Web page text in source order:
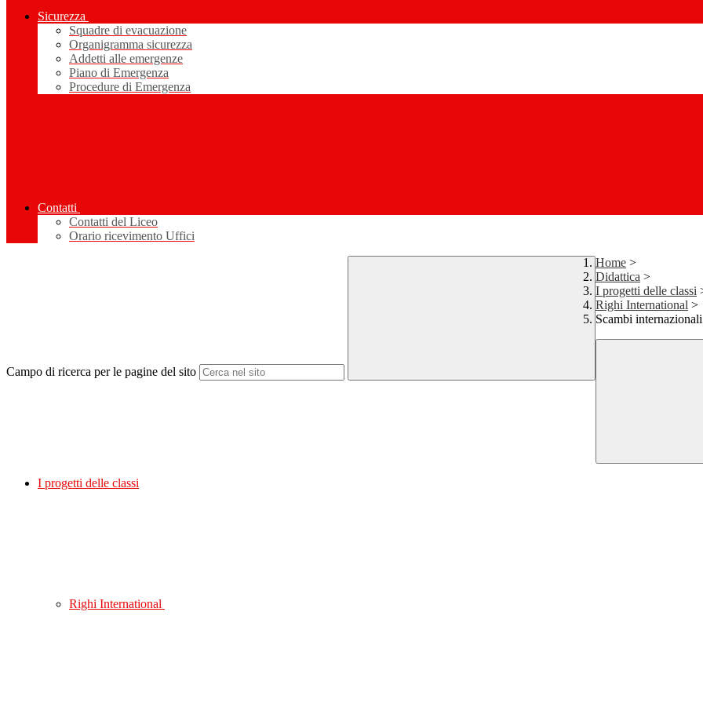
Sicurezza
Squadre di evacuazione
Organigramma sicurezza
Addetti alle emergenze
Piano di Emergenza
Procedure di Emergenza
Contatti
Contatti del Liceo
Orario ricevimento Uffici
Campo di ricerca per le pagine del sito
Home >
Didattica >
I progetti delle classi
Righi International >
Scambi internazionali
I progetti delle classi
Righi International